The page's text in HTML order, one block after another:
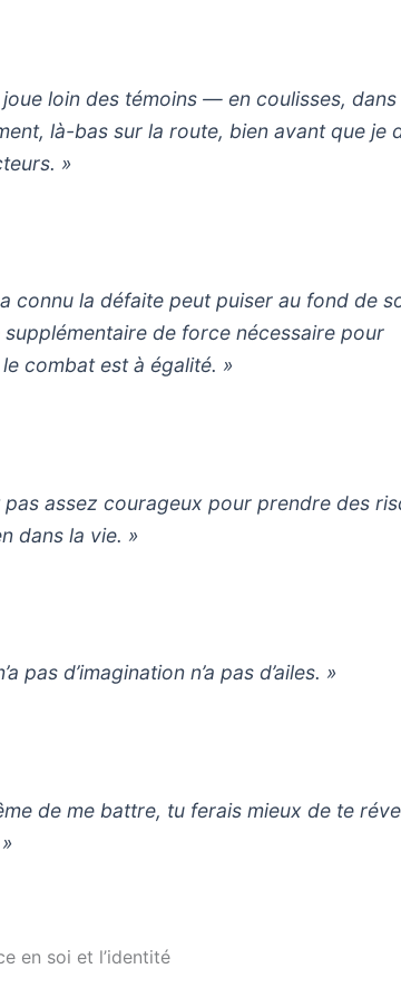
loin des témoins — en coulisses, dans
là-bas sur la route, bien avant que je
»
connu la défaite peut puiser au fond de
de force nécessaire pour
combat est à égalité. »
pas assez courageux pour prendre des
dans la vie. »
pas d’imagination n’a pas d’ailes. »
de me battre, tu ferais mieux de te
en soi et l’identité